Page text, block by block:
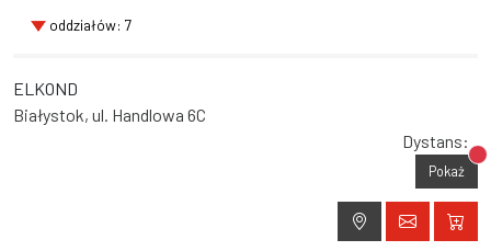
oddziałów: 7
ELKOND
Białystok, ul. Handlowa 6C
Dystans:
Pokaż